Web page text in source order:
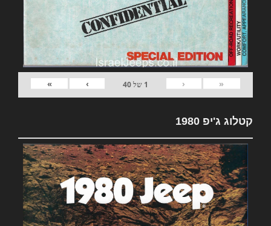
«
‹
1 של40
›
»
קטלוג ג'יפ 1980